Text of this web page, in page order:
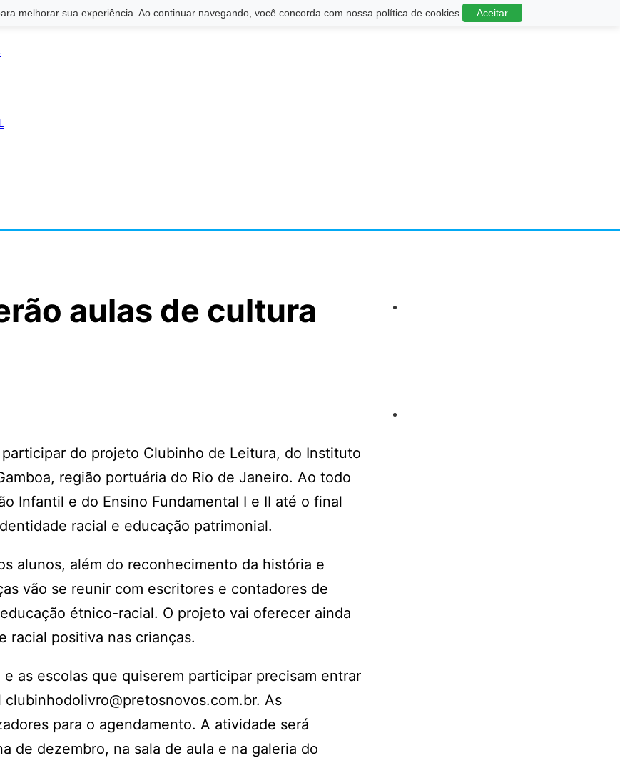
melhorar sua experiência. Ao continuar navegando, você concorda com nossa política de cookies. Aceitar
aulas de cultura
do projeto Clubinho de Leitura, do Instituto
região portuária do Rio de Janeiro. Ao todo
Infantil e do Ensino Fundamental I e II até o final
racial e educação patrimonial.
alunos, além do reconhecimento da história e
vão se reunir com escritores e contadores de
étnico-racial. O projeto vai oferecer ainda
racial positiva nas crianças.
as escolas que quiserem participar precisam entrar
As
para o agendamento. A atividade será
de dezembro, na sala de aula e na galeria do